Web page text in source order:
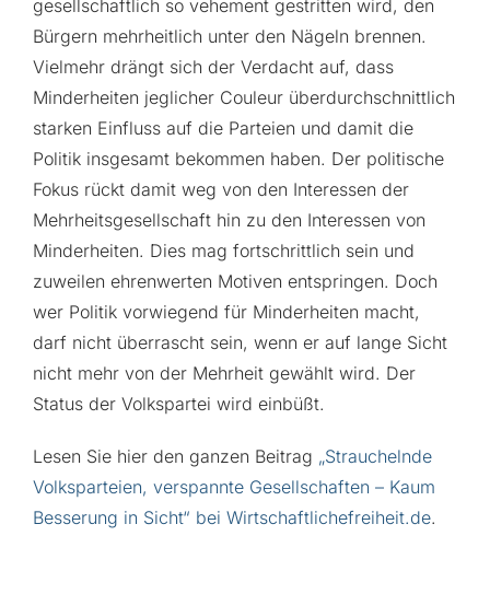
gesellschaftlich so vehement gestritten wird, den
Bürgern mehrheitlich unter den Nägeln brennen.
Vielmehr drängt sich der Verdacht auf, dass
Minderheiten jeglicher Couleur überdurchschnittlich
starken Einfluss auf die Parteien und damit die
Politik insgesamt bekommen haben. Der politische
Fokus rückt damit weg von den Interessen der
Mehrheitsgesellschaft hin zu den Interessen von
Minderheiten. Dies mag fortschrittlich sein und
zuweilen ehrenwerten Motiven entspringen. Doch
wer Politik vorwiegend für Minderheiten macht,
darf nicht überrascht sein, wenn er auf lange Sicht
nicht mehr von der Mehrheit gewählt wird. Der
Status der Volkspartei wird einbüßt.
Lesen Sie hier den ganzen Beitrag „Strauchelnde
Volksparteien, verspannte Gesellschaften – Kaum
Besserung in Sicht“ bei Wirtschaftlichefreiheit.de.